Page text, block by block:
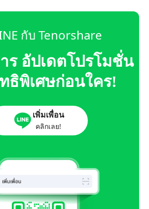
กับ Tenorshare
ร อัปเดตโปรโมชั่น
ธิพิเศษก่อนใคร!
เพิ่มเพื่อน
คลิกเลย!